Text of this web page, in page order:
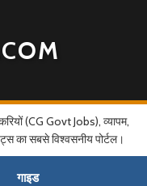
(CG Govt Jobs), व्यापम,
का सबसे विश्वसनीय पोर्टल।
गाइड